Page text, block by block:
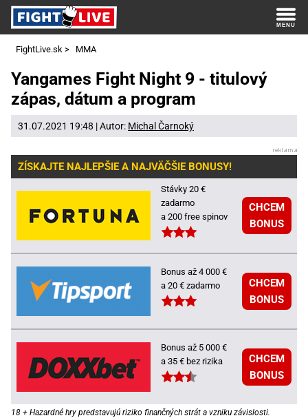
FightLive.sk > MMA
Yangames Fight Night 9 - titulový
zápas, dátum a program
31.07.2021 19:48 | Autor: Michal Čarnoký
ZÍSKAJTE NAJLEPŠIE A NAJVÄČŠIE BONUSY!
Stávky 20 €
zadarmo
a 200 free spinov
CHCEM
BONUS
Bonus až 4 000 €
a 20 € zadarmo
CHCEM
BONUS
Bonus až 5 000 €
a 35 € bez rizika
CHCEM
BONUS
18 + Hazardné hry predstavujú riziko finančných strát a vzniku závislosti.